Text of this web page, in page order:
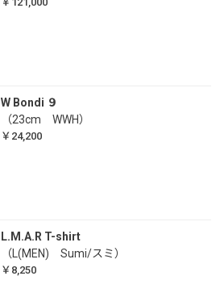
W Bondi ９
（23cm WWH）
￥24,200
L.M.A.R T-shirt
（L(MEN) Sumi/スミ）
￥8,250